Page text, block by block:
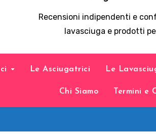
Recensioni indipendenti e
lavasciuga e prodotti
Le Asciugatrici Le
Chi Siamo Termini e